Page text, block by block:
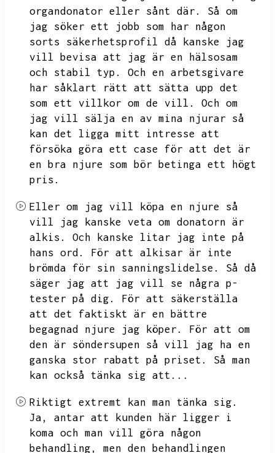
organdonator eller sånt där.
Så om
jag söker ett jobb som har någon
sorts säkerhetsprofil då kanske jag
vill bevisa att jag är en hälsosam
och stabil typ.
Och en arbetsgivare
har såklart rätt att sätta upp det
som ett villkor om de vill.
Och om
jag vill sälja en av mina njurar så
kan det ligga mitt intresse att
försöka göra ett case för att det är
en bra njure som bör betinga ett högt
pris.
Eller om jag vill köpa en njure så
vill jag kanske veta om donatorn är
alkis.
Och kanske litar jag inte på
hans ord.
För att alkisar är inte
brömda för sin sanningslidelse.
Så då
säger jag att jag vill se några p-
tester på dig.
För att säkerställa
att det faktiskt är en bättre
begagnad njure jag köper.
För att om
den är söndersupen så vill jag ha en
ganska stor rabatt på priset.
Så man
kan också tänka sig att...
Riktigt extremt kan man tänka sig.
Ja,
antar att kunden här ligger i
koma och man vill göra någon
behandling,
men den behandlingen